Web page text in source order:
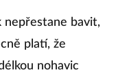
nepřestane bavit,
platí, že
nohavic